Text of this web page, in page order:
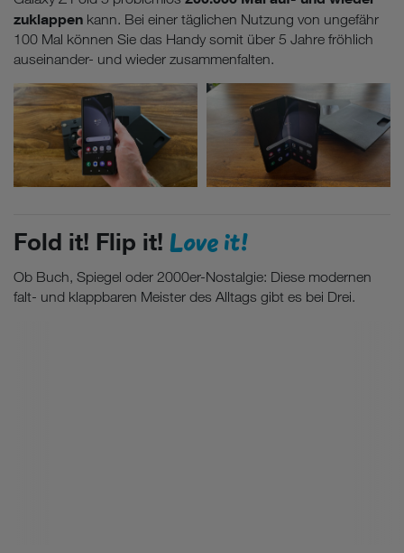
zuklappen kann. Bei einer täglichen Nutzung von ungefähr
100 Mal können Sie das Handy somit über 5 Jahre fröhlich
auseinander- und wieder zusammenfalten.
Fold it! Flip it! Love it!
Ob Buch, Spiegel oder 2000er-Nostalgie: Diese modernen
falt- und klappbaren Meister des Alltags gibt es bei Drei.